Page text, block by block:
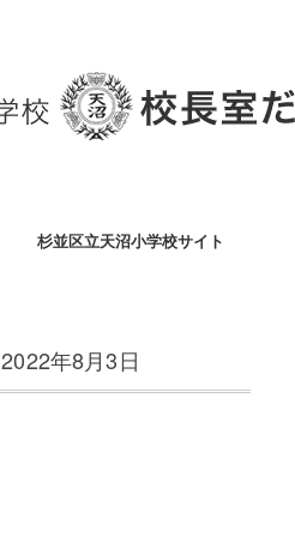
杉並区立天沼小学校サイト
2022年8月3日